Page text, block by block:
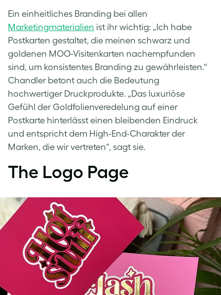
Ein einheitliches Branding bei allen
Marketingmaterialien ist ihr wichtig: „Ich habe
Postkarten gestaltet, die meinen schwarz und
goldenen MOO-Visitenkarten nachempfunden
sind, um konsistentes Branding zu gewährleisten.“
Chandler betont auch die Bedeutung
hochwertiger Druckprodukte. „Das luxuriöse
Gefühl der Goldfolienveredelung auf einer
Postkarte hinterlässt einen bleibenden Eindruck
und entspricht dem High-End-Charakter der
Marken, die wir vertreten“, sagt sie.
The Logo Page